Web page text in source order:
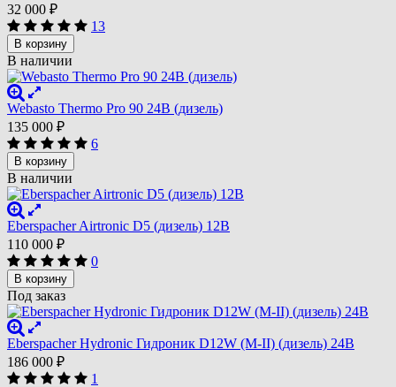
32 000 ₽
13
В корзину
В наличии
Webasto Thermo Pro 90 24В (дизель)
135 000 ₽
6
В корзину
В наличии
Eberspacher Airtronic D5 (дизель) 12B
110 000 ₽
0
В корзину
Под заказ
Eberspacher Hydronic Гидроник D12W (M-II) (дизель) 24В
186 000 ₽
1